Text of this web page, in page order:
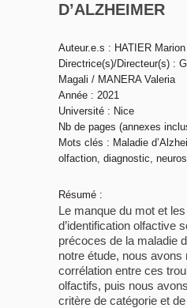
D’ALZHEIMER
Auteur.e.s : HATIER Marion
Directrice(s)/Directeur(s) :
Magali / MANERA Valeria
Année : 2021
Université : Nice
Nb de pages (annexes
Mots clés : Maladie
olfaction, diagnostic,
Résumé :
Le manque du mot et
d’identification olfactive
précoces de la maladie
notre étude, nous avons
corrélation entre ces
olfactifs, puis nous
critère de catégorie et